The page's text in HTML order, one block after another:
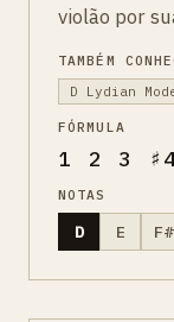
violão por
TAMBÉM
D Lydian
FÓRMULA
1 2 3
NOTAS
D E F#